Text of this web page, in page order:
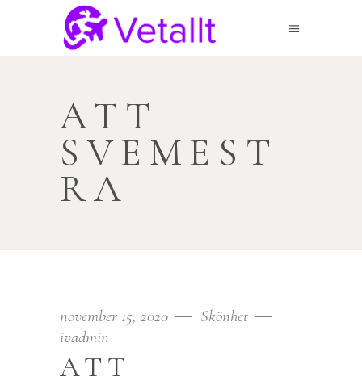
ATT
SVEMEST
RA
november 15, 2020
Skönhet
ivadmin
ATT